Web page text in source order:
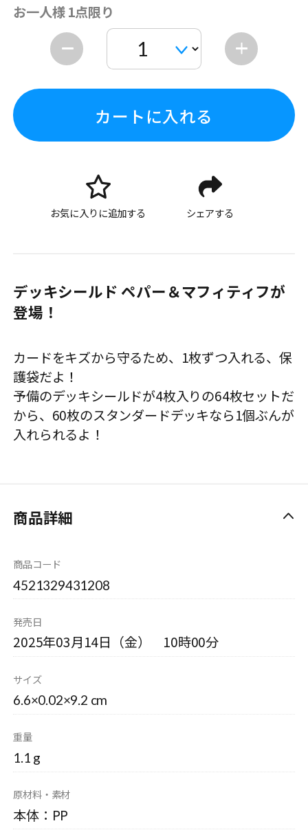
お一人様 1点限り
カートに入れる
お気に入りに追加する シェアする
デッキシールド ペパー＆マフィティフが
登場！
カードをキズから守るため、1枚ずつ入れる、保
護袋だよ！
予備のデッキシールドが4枚入りの64枚セットだ
から、60枚のスタンダードデッキなら1個ぶんが
入れられるよ！
商品詳細
商品コード
4521329431208
発売日
2025年03月14日（金） 10時00分
サイズ
6.6×0.02×9.2 cm
重量
1.1 g
原材料・素材
本体：PP